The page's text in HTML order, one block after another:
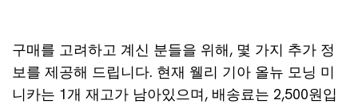
구매를 고려하고 계신 분들을 위해, 몇 가지 추가 정
보를 제공해 드립니다. 현재 웰리 기아 올뉴 모닝 미
니카는 1개 재고가 남아있으며, 배송료는 2,500원입